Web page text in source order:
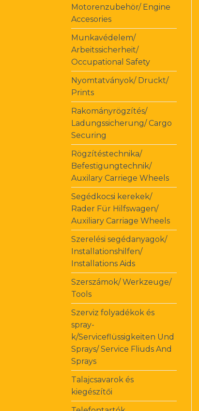
Motorenzubehör/ Engine
Accesories
Munkavédelem/
Arbeitssicherheit/
Occupational Safety
Nyomtatványok/ Druckt/
Prints
Rakományrögzítés/
Ladungssicherung/ Cargo
Securing
Rögzítéstechnika/
Befestigungtechnik/
Auxilary Carriege Wheels
Segédkocsi kerekek/
Rader Für Hilfswagen/
Auxiliary Carriage Wheels
Szerelési segédanyagok/
Installationshilfen/
Installations Aids
Szerszámok/ Werkzeuge/
Tools
Szerviz folyadékok és
spray-
k/Serviceflüssigkeiten Und
Sprays/ Service Fliuds And
Sprays
Talajcsavarok és
kiegészítői